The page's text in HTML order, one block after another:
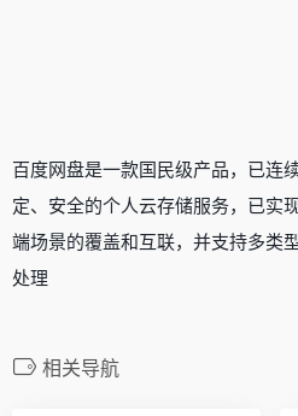
百度网盘是一款国民级产品，已连
定、安全的个人云存储服务，已实
端场景的覆盖和互联，并支持多类
处理
相关导航